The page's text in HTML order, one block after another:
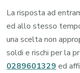
La risposta ad
ed allo stesso
una scelta non
soldi e rischi per la
0289601329 ed